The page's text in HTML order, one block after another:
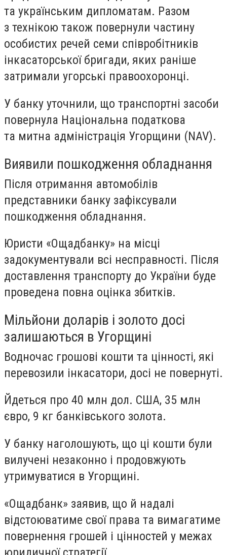
та українським дипломатам. Разом
з технікою також повернули частину
особистих речей семи співробітників
інкасаторської бригади, яких раніше
затримали угорські правоохоронці.
У банку уточнили, що транспортні засоби
повернула Національна податкова
та митна адміністрація Угорщини (NAV).
Виявили пошкодження обладнання
Після отримання автомобілів
представники банку зафіксували
пошкодження обладнання.
Юристи «Ощадбанку» на місці
задокументували всі несправності. Після
доставлення транспорту до України буде
проведена повна оцінка збитків.
Мільйони доларів і золото досі
залишаються в Угорщині
Водночас грошові кошти та цінності, які
перевозили інкасатори, досі не повернуті.
Йдеться про 40 млн дол. США, 35 млн
євро, 9 кг банківського золота.
У банку наголошують, що ці кошти були
вилучені незаконно і продовжують
утримуватися в Угорщині.
«Ощадбанк» заявив, що й надалі
відстоюватиме свої права та вимагатиме
повернення грошей і цінностей у межах